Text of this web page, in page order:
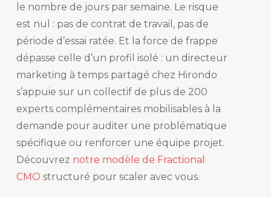
le nombre de jours par semaine. Le risque
est nul : pas de contrat de travail, pas de
période d’essai ratée. Et la force de frappe
dépasse celle d’un profil isolé : un directeur
marketing à temps partagé chez Hirondo
s’appuie sur un collectif de plus de 200
experts complémentaires mobilisables à la
demande pour auditer une problématique
spécifique ou renforcer une équipe projet.
Découvrez notre modèle de Fractional
CMO structuré pour scaler avec vous.